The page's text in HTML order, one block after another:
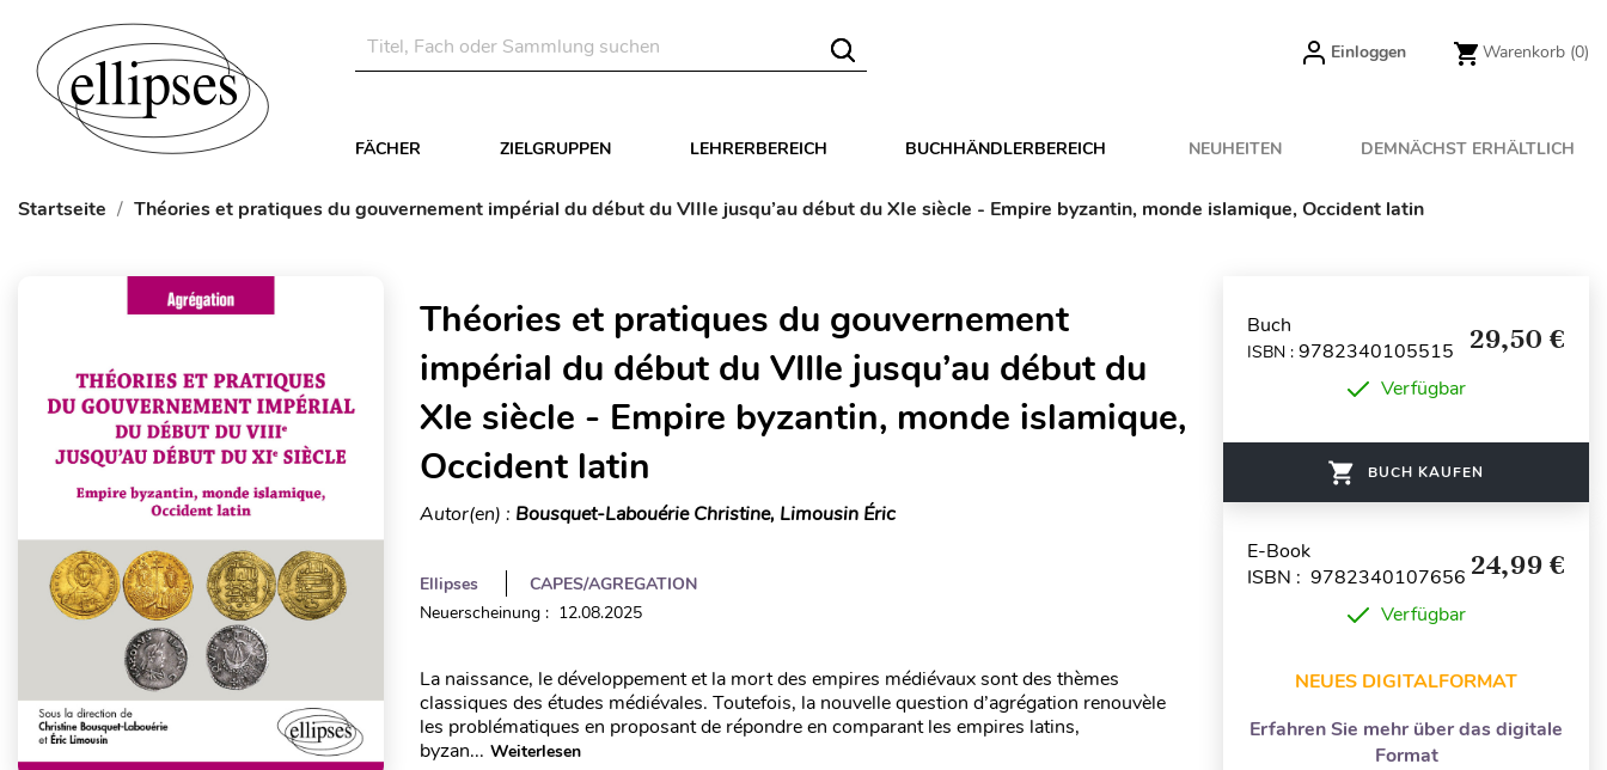
Einloggen Warenkorb (0)
FÄCHER ZIELGRUPPEN LEHRERBEREICH BUCHHÄNDLERBEREICH NEUHEITEN DEMNÄCHST ERHÄLTLICH
Startseite Théories et pratiques du gouvernement impérial du début du VIIIe jusqu’au début du XIe siècle - Empire byzantin, monde islamique, Occident latin
Théories et pratiques du gouvernement
impérial du début du VIIIe jusqu’au début du
XIe siècle - Empire byzantin, monde islamique,
Occident latin
Autor(en) : Bousquet-Labouérie Christine, Limousin Éric
Ellipses
CAPES/AGREGATION
Neuerscheinung : 12.08.2025
La naissance, le développement et la mort des empires médiévaux sont des thèmes
classiques des études médiévales. Toutefois, la nouvelle question d’agrégation renouvèle
les problématiques en proposant de répondre en comparant les empires latins,
byzan... Weiterlesen
Buch
ISBN : 9782340105515 29,50 €
Verfügbar
BUCH KAUFEN
E-Book
ISBN : 9782340107656 24,99 €
Verfügbar
NEUES DIGITALFORMAT
Erfahren Sie mehr über das digitale
Format